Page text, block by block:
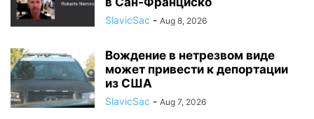
SlavicSac - Aug 8, 2026
Вождение в нетрезвом виде
может привести к депортации
из США
SlavicSac - Aug 7, 2026